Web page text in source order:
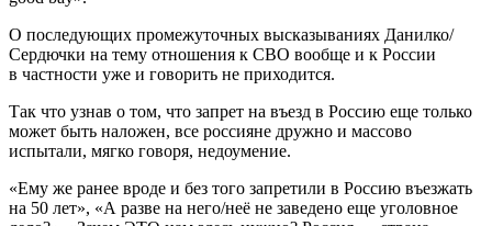
О последующих промежуточных высказываниях Данилко/
Сердючки на тему отношения к СВО вообще и к России
в частности уже и говорить не приходится.
Так что узнав о том, что запрет на въезд в Россию еще только
может быть наложен, все россияне дружно и массово
испытали, мягко говоря, недоумение.
«Ему же ранее вроде и без того запретили в Россию въезжать
на 50 лет», «А разве на него/неё не заведено еще уголовное